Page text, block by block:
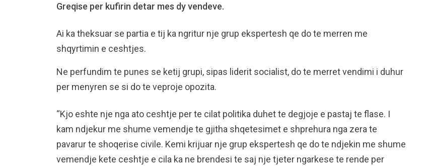
Greqise per kufirin detar mes dy vendeve.
Ai ka theksuar se partia e tij ka ngritur nje grup ekspertesh qe do te merren me
shqyrtimin e ceshtjes.
Ne perfundim te punes se ketij grupi, sipas liderit socialist, do te merret vendimi i duhur
per menyren se si do te veproje opozita.
“Kjo eshte nje nga ato ceshtje per te cilat politika duhet te degjoje e pastaj te flase. I
kam ndjekur me shume vemendje te gjitha shqetesimet e shprehura nga zera te
pavarur te shoqerise civile. Kemi krijuar nje grup ekspertesh qe do te ndjekin me shume
vemendje kete ceshtje e cila ka ne brendesi te saj nje tjeter ngarkese te rende per